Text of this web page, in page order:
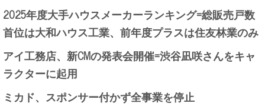
2025年度大手ハウスメーカーランキング=総販売戸数
首位は大和ハウス工業、前年度プラスは住友林業のみ
アイ工務店、新CMの発表会開催=渋谷凪咲さんをキャ
ラクターに起用
ミカド、スポンサー付かず全事業を停止